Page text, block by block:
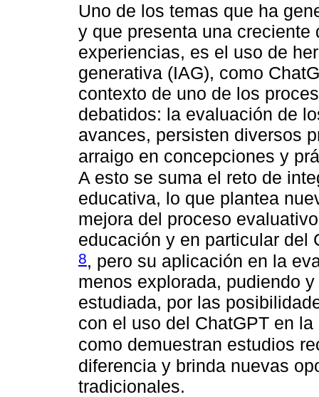
Uno de los temas que ha
y que presenta una
experiencias, es el uso de
generativa (IAG), como
contexto de uno de los
debatidos: la evaluación de
avances, persisten diversos
arraigo en concepciones y
A esto se suma el reto de
educativa, lo que plantea
mejora del proceso
educación y en particular del
8, pero su aplicación en la
menos explorada, pudiendo
estudiada, por las
con el uso del ChatGPT en
como demuestran estudios
diferencia y brinda nuevas
tradicionales.